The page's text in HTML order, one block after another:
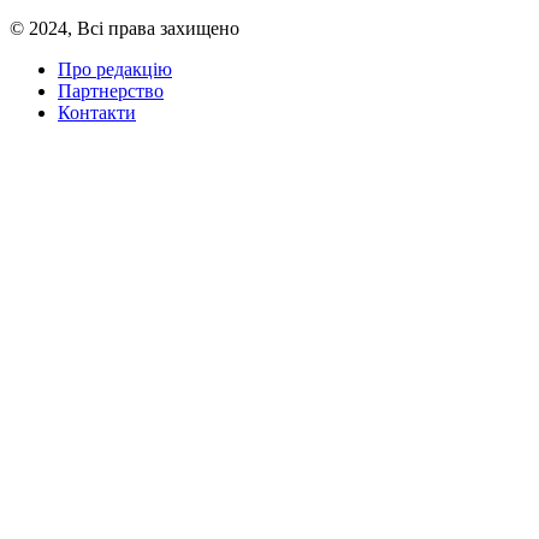
© 2024, Всі права захищено
Про редакцію
Партнерство
Контакти